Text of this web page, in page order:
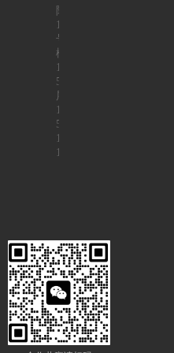
院
1
号
楼
1
5
层
1
5
1
1